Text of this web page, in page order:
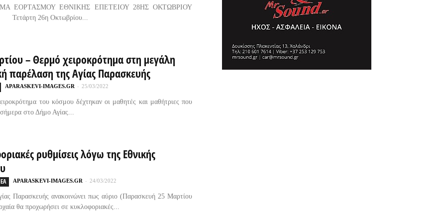
ΕΟΡΤΑΣΜΟΥ ΕΘΝΙΚΗΣ ΕΠΕΤΕΙΟΥ 28ΗΣ ΟΚΤΩΒΡΙΟΥ
26η Οκτωβρίου...
– Θερμό χειροκρότημα στη μεγάλη
παρέλαση της Αγίας Παρασκευής
APARASKEVI-IMAGES.GR - 25/03/2022
του κόσμου δέχτηκαν οι μαθητές και μαθήτριες που
στο Δήμο Αγίας...
ρυθμίσεις λόγω της Εθνικής
APARASKEVI-IMAGES.GR - 24/03/2022
Παρασκευής ανακοινώνει πως αύριο (Παρασκευή 25 Μαρτίου
θα προχωρήσει σε κυκλοφοριακές...